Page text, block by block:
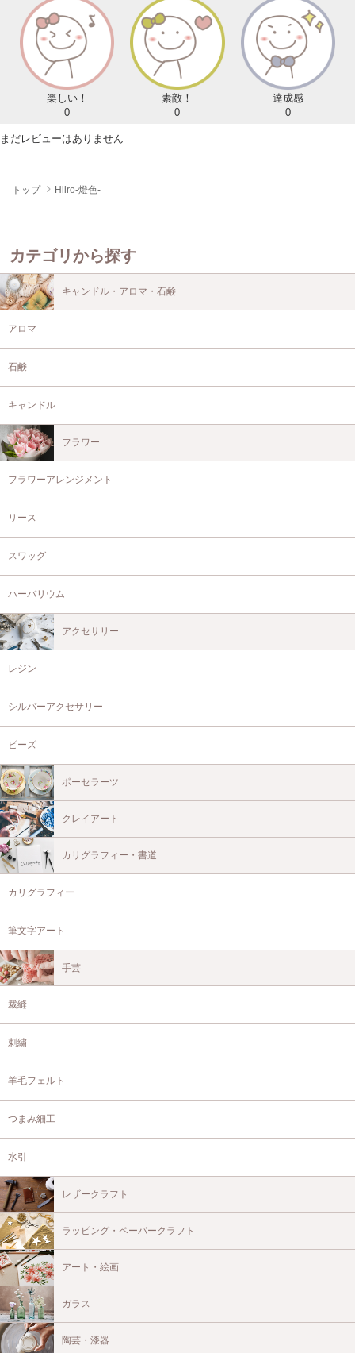
楽しい！
0
素敵！
0
達成感
0
まだレビューはありません
トップ Hiiro-燈色-
カテゴリから探す
キャンドル・アロマ・石鹸
アロマ
石鹸
キャンドル
フラワー
フラワーアレンジメント
リース
スワッグ
ハーバリウム
アクセサリー
レジン
シルバーアクセサリー
ビーズ
ポーセラーツ
クレイアート
カリグラフィー・書道
カリグラフィー
筆文字アート
手芸
裁縫
刺繍
羊毛フェルト
つまみ細工
水引
レザークラフト
ラッピング・ペーパークラフト
アート・絵画
ガラス
陶芸・漆器